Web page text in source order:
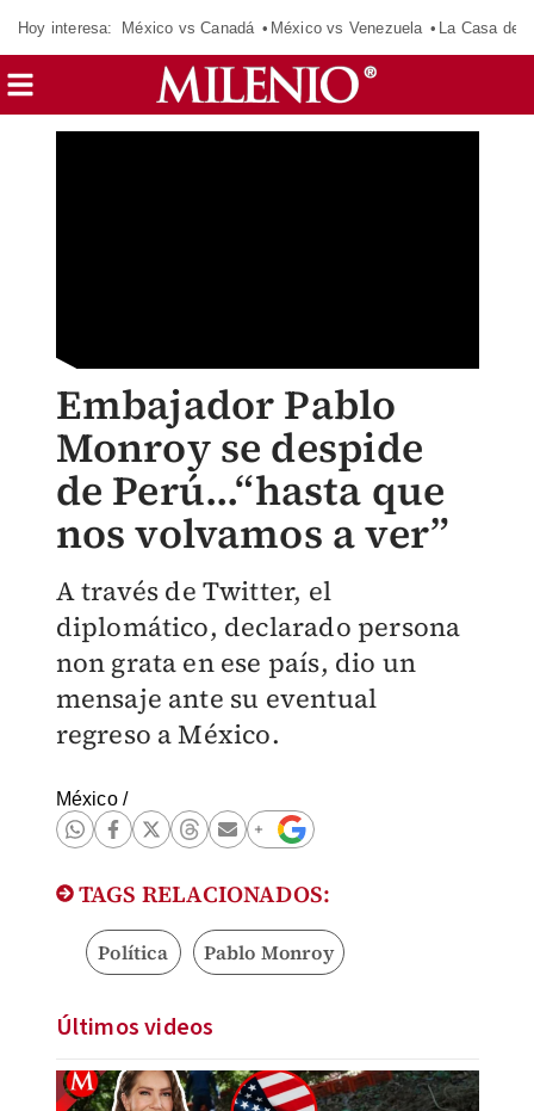
Hoy interesa: México vs Canadá México vs Venezuela La Casa de
Embajador Pablo
Monroy se despide
de Perú...“hasta que
nos volvamos a ver”
A través de Twitter, el
diplomático, declarado persona
non grata en ese país, dio un
mensaje ante su eventual
regreso a México.
México/
TAGS RELACIONADOS:
Política Pablo Monroy
Últimos videos